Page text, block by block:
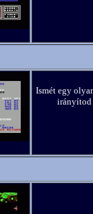
Ismét egy
irányítod